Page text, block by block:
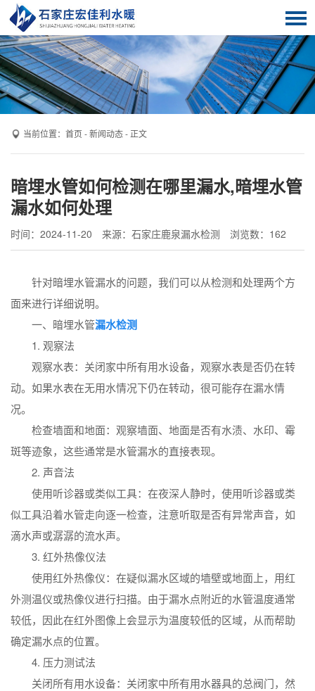
首页
服务项目
关于我们
新闻动态
联系我们
当前位置： 首页-新闻动态- 正文
暗埋水管如何检测在哪里漏水,暗埋水管
漏水如何处理
时间：2024-11-20 来源：石家庄鹿泉漏水检测 浏览数： 162
针对暗埋水管漏水的问题，我们可以从检测和处理两个方
面来进行详细说明。
一、暗埋水管漏水检测
1. 观察法
观察水表：关闭家中所有用水设备，观察水表是否仍在转
动。如果水表在无用水情况下仍在转动，很可能存在漏水情
况。
检查墙面和地面：观察墙面、地面是否有水渍、水印、霉
斑等迹象，这些通常是水管漏水的直接表现。
2. 声音法
使用听诊器或类似工具：在夜深人静时，使用听诊器或类
似工具沿着水管走向逐一检查，注意听取是否有异常声音，如
滴水声或潺潺的流水声。
3. 红外热像仪法
使用红外热像仪：在疑似漏水区域的墙壁或地面上，用红
外测温仪或热像仪进行扫描。由于漏水点附近的水管温度通常
较低，因此在红外图像上会显示为温度较低的区域，从而帮助
确定漏水点的位置。
4. 压力测试法
关闭所有用水设备：关闭家中所有用水器具的总阀门，然